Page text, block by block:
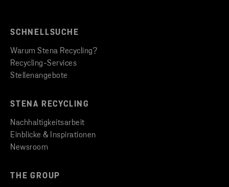
SCHNELLSUCHE
Warum Stena Recycling?
Recycling-Services
Stellenangebote
STENA RECYCLING
Nachhaltigkeitsarbeit
Einblicke & Inspirationen
Newsroom
THE GROUP